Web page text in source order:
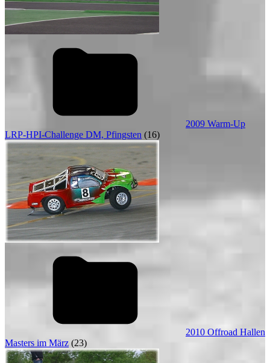
2009 Warm-Up
LRP-HPI-Challenge DM, Pfingsten (16)
2010 Offroad Hallen
Masters im März (23)